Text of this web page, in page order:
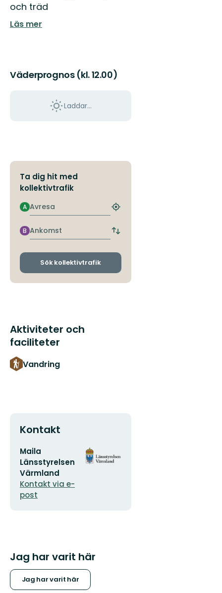
och träd
Läs mer
Väderprognos (kl. 12.00)
Laddar...
Ta dig hit med
kollektivtrafik
Avresa
A
Hitta
hållplats
Ankomst
B
Byt
och
Sök kollektivtrafik
Aktiviteter och
faciliteter
Vandring
Kontakt
E-
postadress
Maila
Länsstyrelsen
Värmland
Kontakt via e-
post
Organisationens
logotyp
Jag har varit här
Jag har varit här